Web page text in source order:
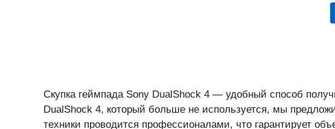
Скупка геймпада Sony DualShock 4 — удобный способ
DualShock 4, который больше не используется, мы
техники проводится профессионалами, что гарантирует